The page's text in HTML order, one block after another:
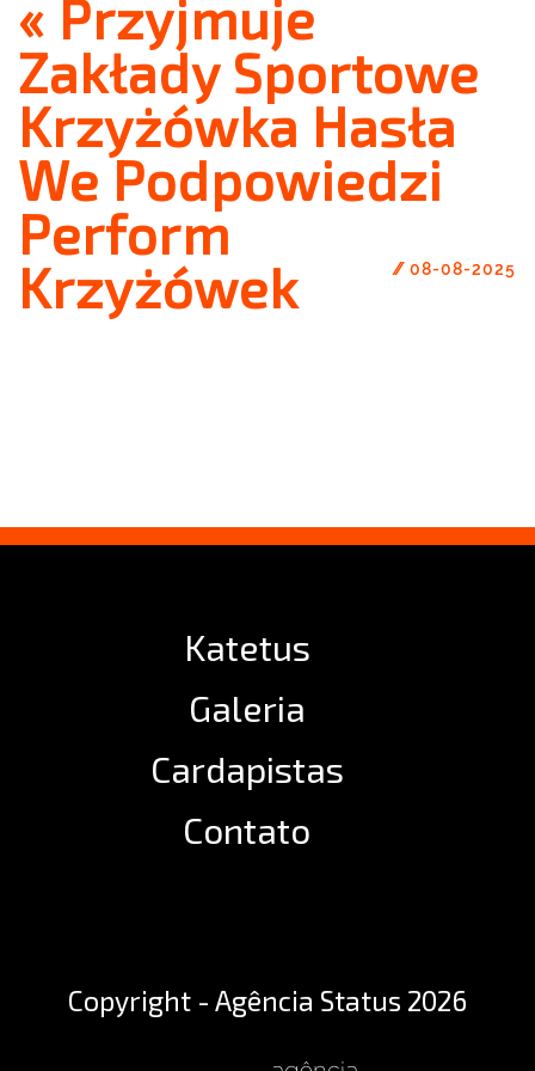
« Przyjmuje
Zakłady Sportowe
Krzyżówka Hasła
We Podpowiedzi
Perform
Krzyżówek
// 08-08-2025
Katetus
Galeria
Cardapistas
Contato
Copyright - Agência Status 2026